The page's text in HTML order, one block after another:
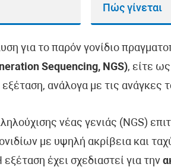
Πώς γίνεται
για το παρόν γονίδιο
Sequencing, NGS), είτε
ανάλογα με τις ανάγκες
νέας γενιάς (NGS)
με υψηλή ακρίβεια και
έχει σχεδιαστεί για την